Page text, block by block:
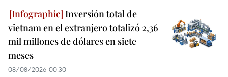
Inversión total de
vietnam en el extranjero totalizó 2,36
mil millones de dólares en siete
meses
08/08/2026 00:30